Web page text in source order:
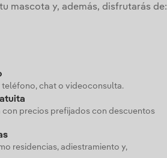
mascota y, además, disfrutarás de:
chat o videoconsulta.
con precios prefijados con descuentos
residencias, adiestramiento y,